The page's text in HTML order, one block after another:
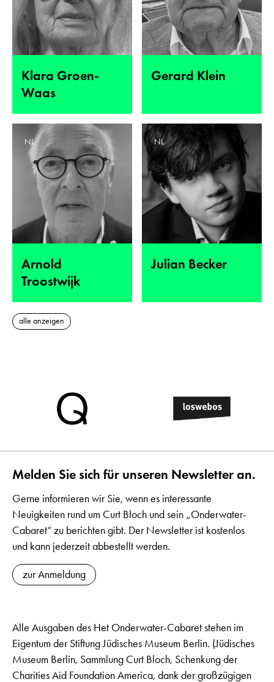
Klara Groen-
Waas
Gerard Klein
Arnold
Troostwijk
NL
Julian Becker
NL
alle anzeigen
Melden Sie sich für unseren Newsletter an.
Gerne informieren wir Sie, wenn es interessante
Neuigkeiten rund um Curt Bloch und sein „Onderwater-
Cabaret“ zu berichten gibt. Der Newsletter ist kostenlos
und kann jederzeit abbestellt werden.
zur Anmeldung
Alle Ausgaben des Het Onderwater-Cabaret stehen im
Eigentum der Stiftung Jüdisches Museum Berlin. (Jüdisches
Museum Berlin, Sammlung Curt Bloch, Schenkung der
Charities Aid Foundation America, dank der großzügigen